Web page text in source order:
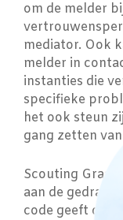
om de melder
mediator. Ook
melder in
instanties die
specifieke
het ook steun
gang zetten
Scouting Graaf
aan de
code geeft de